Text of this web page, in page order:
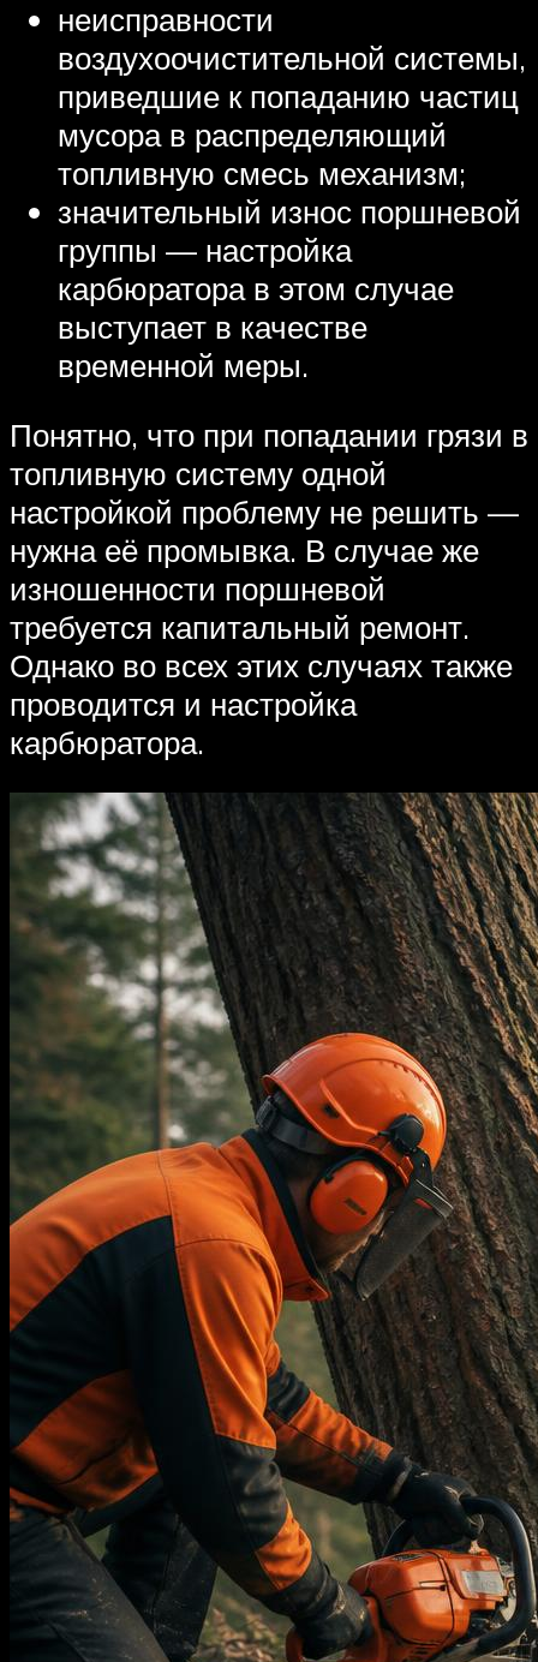
неисправности
воздухоочистительной системы,
приведшие к попаданию частиц
мусора в распределяющий
топливную смесь механизм;
значительный износ поршневой
группы — настройка
карбюратора в этом случае
выступает в качестве
временной меры.
Понятно, что при попадании грязи в
топливную систему одной
настройкой проблему не решить —
нужна её промывка. В случае же
изношенности поршневой
требуется капитальный ремонт.
Однако во всех этих случаях также
проводится и настройка
карбюратора.